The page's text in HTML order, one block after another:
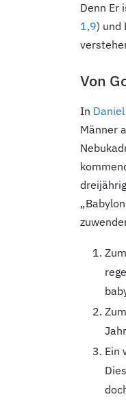
Denn Er
1,9) und
Von
In
Männer
Ein